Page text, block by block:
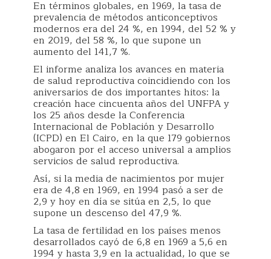
En términos globales, en 1969, la tasa de
prevalencia de métodos anticonceptivos
modernos era del 24 %, en 1994, del 52 % y
en 2019, del 58 %, lo que supone un
aumento del 141,7 %.
El informe analiza los avances en materia
de salud reproductiva coincidiendo con los
aniversarios de dos importantes hitos: la
creación hace cincuenta años del UNFPA y
los 25 años desde la Conferencia
Internacional de Población y Desarrollo
(ICPD) en El Cairo, en la que 179 gobiernos
abogaron por el acceso universal a amplios
servicios de salud reproductiva.
Así, si la media de nacimientos por mujer
era de 4,8 en 1969, en 1994 pasó a ser de
2,9 y hoy en día se sitúa en 2,5, lo que
supone un descenso del 47,9 %.
La tasa de fertilidad en los países menos
desarrollados cayó de 6,8 en 1969 a 5,6 en
1994 y hasta 3,9 en la actualidad, lo que se